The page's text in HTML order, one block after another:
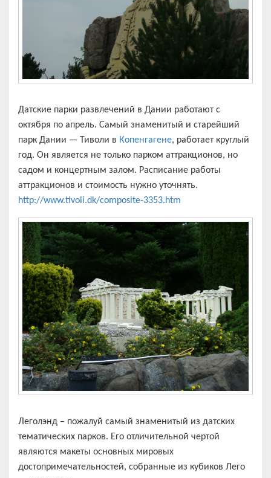
Датские парки развлечений в Дании работают с
октября по апрель. Самый знаменитый и старейший
парк Дании — Тиволи в Копенгагене, работает круглый
год. Он является не только парком аттракционов, но
садом и концертным залом. Расписание работы
аттракционов и стоимость нужно уточнять.
http://www.tivoli.dk/composite-3353.htm
Леголэнд – пожалуй самый знаменитый из датских
тематических парков. Его отличительной чертой
являются макеты основных мировых
достопримечательностей, собранные из кубиков Лего